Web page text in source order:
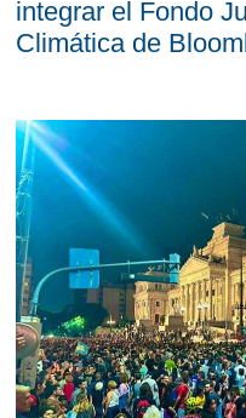
integrar el Fondo
Climática de